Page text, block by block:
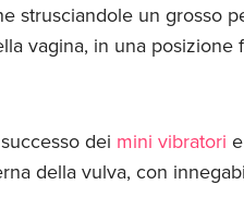
strusciandole un grosso
vagina, in una
dei mini vibratori
della vulva, con